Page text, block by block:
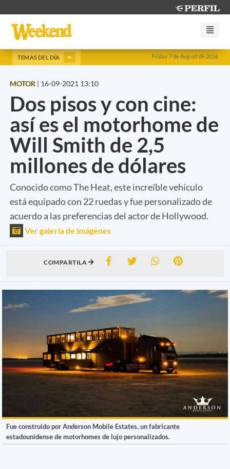
Friday 7 de August de 2026
TEMAS DEL DÍA
MOTOR | 16-09-2021 13:10
Dos pisos y con cine:
así es el motorhome de
Will Smith de 2,5
millones de dólares
Conocido como The Heat, este increíble vehículo
está equipado con 22 ruedas y fue personalizado de
acuerdo a las preferencias del actor de Hollywood.
Ver galería de imágenes
COMPARTILA
Fue construido por Anderson Mobile Estates, un fabricante
estadounidense de motorhomes de lujo personalizados.